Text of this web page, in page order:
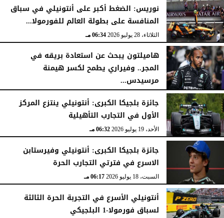
نوريس: الضغط أكبر على أنتونيلي في سباق
المنافسة على بطولة العالم للفورمولا...
الثلاثاء، 28 يوليو 2026 06:34 مـ
هاميلتون يبحث عن استعادة بريقه في
المجر.. وفيراري يطمح لكسر هيمنة
مرسيدس...
السبت، 25 يوليو 2026 04:41 مـ
جائزة بلجيكا الكبرى: أنتونيلي ينتزع المركز
الأول في التجارب التأهيلية
الأحد، 19 يوليو 2026 06:32 مـ
جائزة بلجيكا الكبرى: أنتونيلي وفيرستابن
الاسرع في فترتي التجارب الحرة
السبت، 18 يوليو 2026 06:17 مـ
أنتونيلي الأسرع في التجربة الحرة الثالثة
لسباق فورمولا-1 البلجيكي